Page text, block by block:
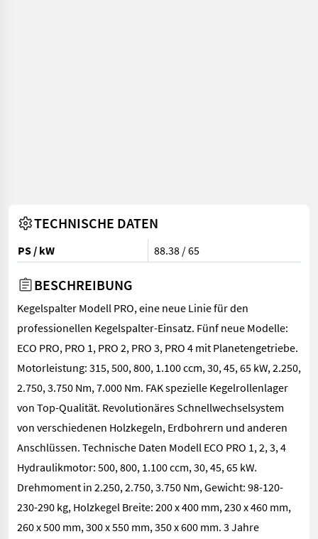
TECHNISCHE DATEN
PS / kW 88.38 / 65
BESCHREIBUNG
Kegelspalter Modell PRO, eine neue Linie für den
professionellen Kegelspalter-Einsatz. Fünf neue Modelle:
ECO PRO, PRO 1, PRO 2, PRO 3, PRO 4 mit Planetengetriebe.
Motorleistung: 315, 500, 800, 1.100 ccm, 30, 45, 65 kW, 2.250,
2.750, 3.750 Nm, 7.000 Nm. FAK spezielle Kegelrollenlager
von Top-Qualität. Revolutionäres Schnellwechselsystem
von verschiedenen Holzkegeln, Erdbohrern und anderen
Anschlüssen. Technische Daten Modell ECO PRO 1, 2, 3, 4
Hydraulikmotor: 500, 800, 1.100 ccm, 30, 45, 65 kW.
Drehmoment in 2.250, 2.750, 3.750 Nm, Gewicht: 98-120-
230-290 kg, Holzkegel Breite: 200 x 400 mm, 230 x 460 mm,
260 x 500 mm, 300 x 550 mm, 350 x 600 mm. 3 Jahre